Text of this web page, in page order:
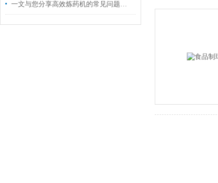
一文与您分享高效炼药机的常见问题相应解决方法